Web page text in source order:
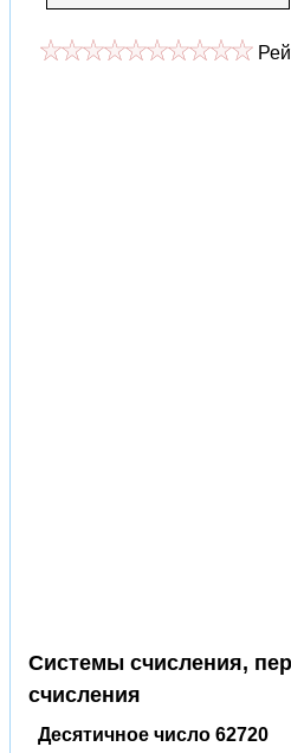
Системы счисления,
счисления
Десятичное число 62720